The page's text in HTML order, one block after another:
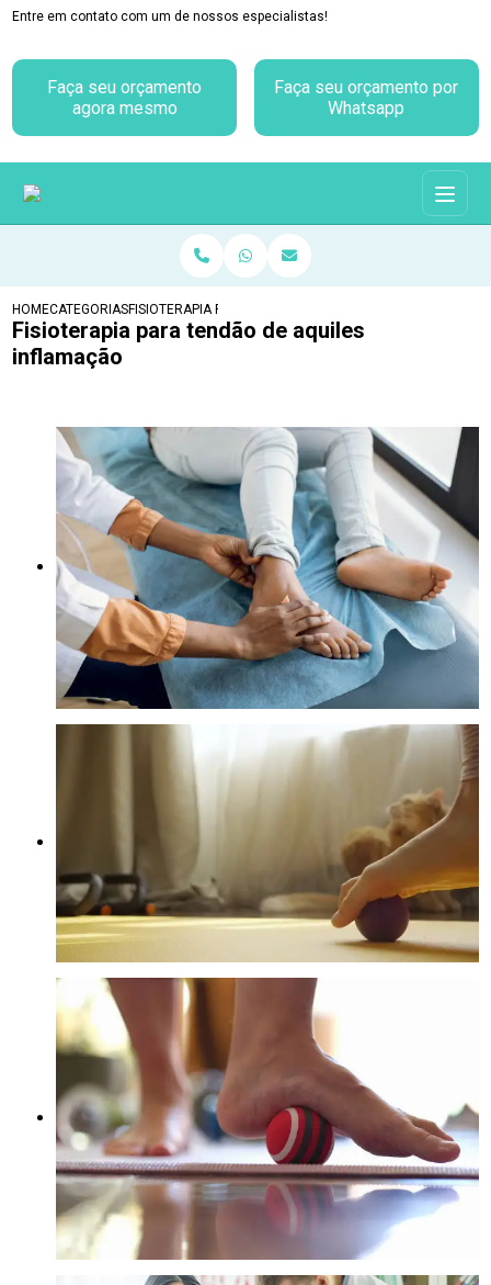
Entre em contato com um de nossos especialistas!
Faça seu orçamento
agora mesmo
Faça seu orçamento por
Whatsapp
HOMECATEGORIASFISIOTERAPIA PARA TENDÃO DE AQUILES INFLAMAÇÃO
Fisioterapia para tendão de aquiles
inflamação